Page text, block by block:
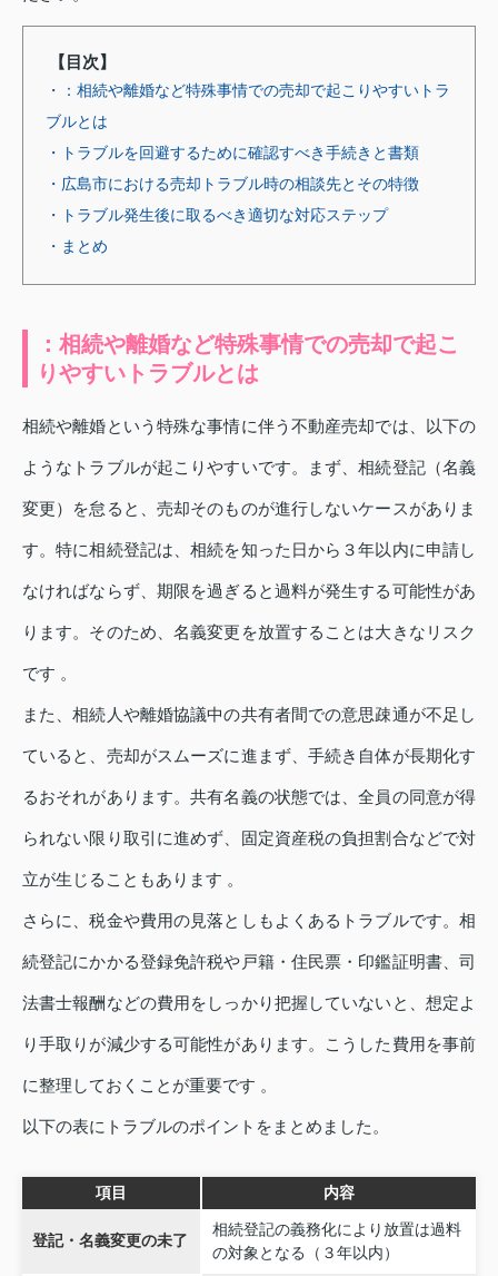
【目次】
・：相続や離婚など特殊事情での売却で起こりやすいトラ
ブルとは
・トラブルを回避するために確認すべき手続きと書類
・広島市における売却トラブル時の相談先とその特徴
・トラブル発生後に取るべき適切な対応ステップ
・まとめ
：相続や離婚など特殊事情での売却で起こ
りやすいトラブルとは
相続や離婚という特殊な事情に伴う不動産売却では、以下の
ようなトラブルが起こりやすいです。まず、相続登記（名義
変更）を怠ると、売却そのものが進行しないケースがありま
す。特に相続登記は、相続を知った日から３年以内に申請し
なければならず、期限を過ぎると過料が発生する可能性があ
ります。そのため、名義変更を放置することは大きなリスク
です 。
また、相続人や離婚協議中の共有者間での意思疎通が不足し
ていると、売却がスムーズに進まず、手続き自体が長期化す
るおそれがあります。共有名義の状態では、全員の同意が得
られない限り取引に進めず、固定資産税の負担割合などで対
立が生じることもあります 。
さらに、税金や費用の見落としもよくあるトラブルです。相
続登記にかかる登録免許税や戸籍・住民票・印鑑証明書、司
法書士報酬などの費用をしっかり把握していないと、想定よ
り手取りが減少する可能性があります。こうした費用を事前
に整理しておくことが重要です 。
以下の表にトラブルのポイントをまとめました。
項目 内容
登記・名義変更の未了
相続登記の義務化により放置は過料
の対象となる（３年以内）